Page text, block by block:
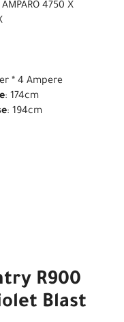
4750 X
* 4 Ampere
: 174cm
: 194cm
R900
Blast